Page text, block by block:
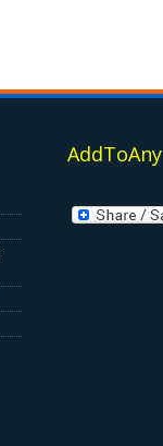
AddToAny